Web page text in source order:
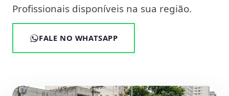
Profissionais disponíveis na sua região.
FALE NO WHATSAPP